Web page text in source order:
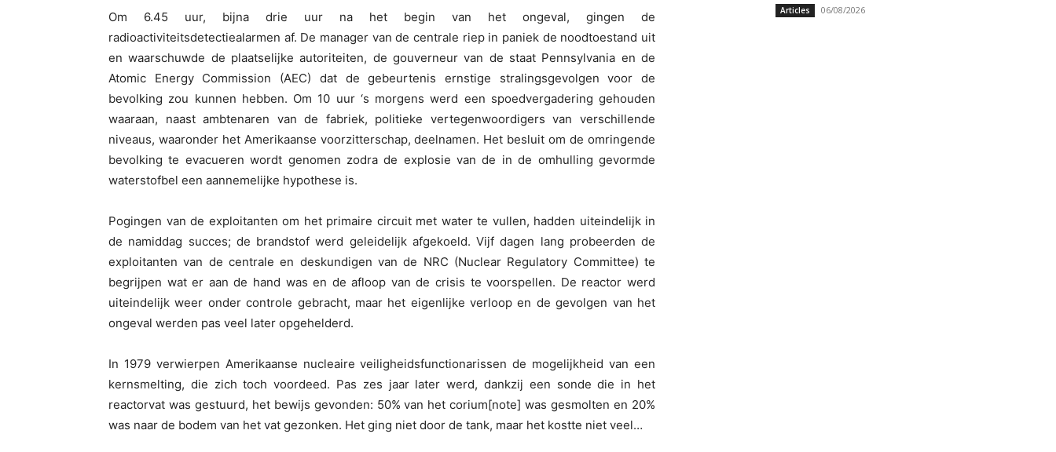
Om 6.45 uur, bijna drie uur na het begin van het ongeval, gingen de
radioactiviteitsdetectiealarmen af. De manager van de centrale riep in paniek de noodtoestand uit
en waarschuwde de plaatselijke autoriteiten, de gouverneur van de staat Pennsylvania en de
Atomic Energy Commission (AEC) dat de gebeurtenis ernstige stralingsgevolgen voor de
bevolking zou kunnen hebben. Om 10 uur ‘s morgens werd een spoedvergadering gehouden
waaraan, naast ambtenaren van de fabriek, politieke vertegenwoordigers van verschillende
niveaus, waaronder het Amerikaanse voorzitterschap, deelnamen. Het besluit om de omringende
bevolking te evacueren wordt genomen zodra de explosie van de in de omhulling gevormde
waterstofbel een aannemelijke hypothese is.
Pogingen van de exploitanten om het primaire circuit met water te vullen, hadden uiteindelijk in
de namiddag succes; de brandstof werd geleidelijk afgekoeld. Vijf dagen lang probeerden de
exploitanten van de centrale en deskundigen van de NRC (Nuclear Regulatory Committee) te
begrijpen wat er aan de hand was en de afloop van de crisis te voorspellen. De reactor werd
uiteindelijk weer onder controle gebracht, maar het eigenlijke verloop en de gevolgen van het
ongeval werden pas veel later opgehelderd.
In 1979 verwierpen Amerikaanse nucleaire veiligheidsfunctionarissen de mogelijkheid van een
kernsmelting, die zich toch voordeed. Pas zes jaar later werd, dankzij een sonde die in het
reactorvat was gestuurd, het bewijs gevonden: 50% van het corium[note] was gesmolten en 20%
was naar de bodem van het vat gezonken. Het ging niet door de tank, maar het kostte niet veel…
Articles 06/08/2026